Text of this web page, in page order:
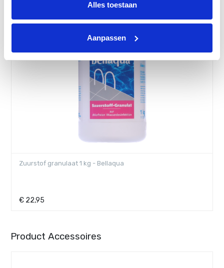
Alles toestaan
Aanpassen
Zuurstof granulaat 1 kg - Bellaqua
€ 22,95
Product Accessoires